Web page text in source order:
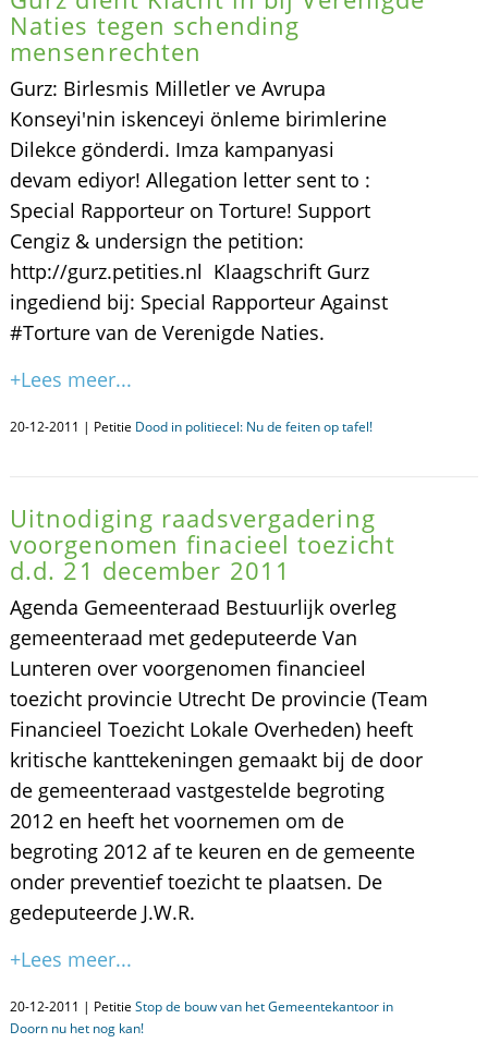
Naties tegen schending
mensenrechten
Gurz: Birlesmis Milletler ve Avrupa
Konseyi'nin iskenceyi önleme birimlerine
Dilekce gönderdi. Imza kampanyasi
devam ediyor! Allegation letter sent to :
Special Rapporteur on Torture! Support
Cengiz & undersign the petition:
http://gurz.petities.nl Klaagschrift Gurz
ingediend bij: Special Rapporteur Against
#Torture van de Verenigde Naties.
+Lees meer...
20-12-2011 | Petitie Dood in politiecel: Nu de feiten op tafel!
Uitnodiging raadsvergadering
voorgenomen finacieel toezicht
d.d. 21 december 2011
Agenda Gemeenteraad Bestuurlijk overleg
gemeenteraad met gedeputeerde Van
Lunteren over voorgenomen financieel
toezicht provincie Utrecht De provincie (Team
Financieel Toezicht Lokale Overheden) heeft
kritische kanttekeningen gemaakt bij de door
de gemeenteraad vastgestelde begroting
2012 en heeft het voornemen om de
begroting 2012 af te keuren en de gemeente
onder preventief toezicht te plaatsen. De
gedeputeerde J.W.R.
+Lees meer...
20-12-2011 | Petitie Stop de bouw van het Gemeentekantoor in
Doorn nu het nog kan!